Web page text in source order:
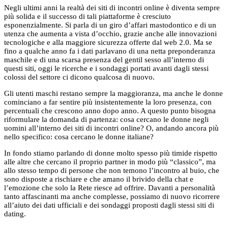
Negli ultimi anni la realtà dei siti di incontri online è diventa sempre
più solida e il successo di tali piattaforme è cresciuto
esponenzialmente. Si parla di un giro d’affari mastodontico e di un
utenza che aumenta a vista d’occhio, grazie anche alle innovazioni
tecnologiche e alla maggiore sicurezza offerte dal web 2.0. Ma se
fino a qualche anno fa i dati parlavano di una netta preponderanza
maschile e di una scarsa presenza del gentil sesso all’interno di
questi siti, oggi le ricerche e i sondaggi portati avanti dagli stessi
colossi del settore ci dicono qualcosa di nuovo.
Gli utenti maschi restano sempre la maggioranza, ma anche le donne
cominciano a far sentire più insistentemente la loro presenza, con
percentuali che crescono anno dopo anno. A questo punto bisogna
riformulare la domanda di partenza: cosa cercano le donne negli
uomini all’interno dei siti di incontri online? O, andando ancora più
nello specifico: cosa cercano le donne italiane?
In fondo stiamo parlando di donne molto spesso più timide rispetto
alle altre che cercano il proprio partner in modo più “classico”, ma
allo stesso tempo di persone che non temono l’incontro al buio, che
sono disposte a rischiare e che amano il brivido della chat e
l’emozione che solo la Rete riesce ad offrire. Davanti a personalità
tanto affascinanti ma anche complesse, possiamo di nuovo ricorrere
all’aiuto dei dati ufficiali e dei sondaggi proposti dagli stessi siti di
dating.